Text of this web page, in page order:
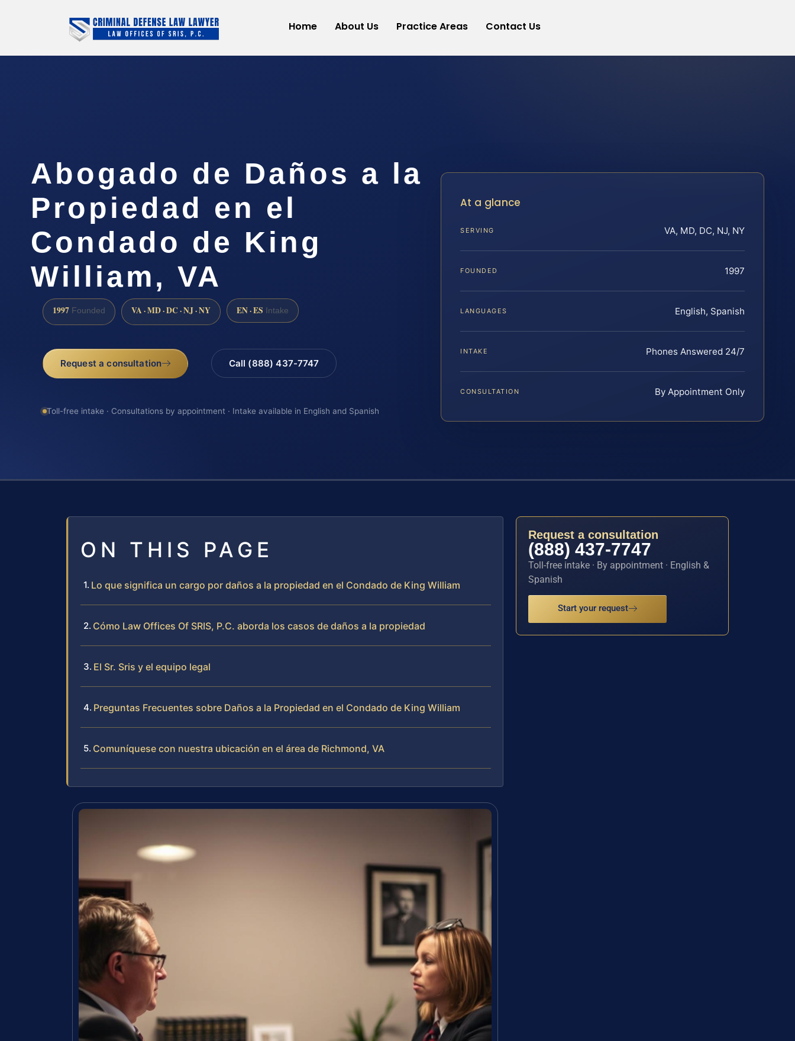
Home About Us Practice Areas Contact Us
Abogado de Daños a la
Propiedad en el
Condado de King
William, VA
1997 Founded VA · MD · DC · NJ · NY EN · ES Intake
Request a consultation Call (888) 437-7747
Toll-free intake · Consultations by appointment · Intake available in English and Spanish
At a glance
SERVING VA, MD, DC, NJ, NY
FOUNDED 1997
LANGUAGES English, Spanish
INTAKE Phones Answered 24/7
CONSULTATION By Appointment Only
ON THIS PAGE
Lo que significa un cargo por daños a la propiedad en el Condado de King William
Cómo Law Offices Of SRIS, P.C. aborda los casos de daños a la propiedad
El Sr. Sris y el equipo legal
Preguntas Frecuentes sobre Daños a la Propiedad en el Condado de King William
Comuníquese con nuestra ubicación en el área de Richmond, VA
Request a consultation
(888) 437-7747
Toll-free intake · By appointment · English &
Spanish
Start your request